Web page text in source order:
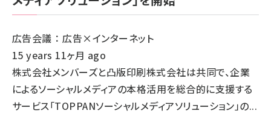
広告会議 ： 広告×インターネット
15 years 11ヶ月 ago
株式会社メンバーズと凸版印刷株式会社は共同で、企業
によるソーシャルメディアの本格活用を総合的に支援する
サービス「TOPPANソーシャルメディアソリューション」の...